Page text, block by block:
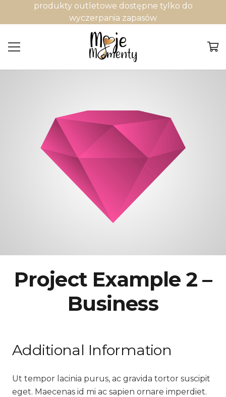
produkty outletowe dostępne tylko do
wyczerpania zapasów
Project Example 2 –
Business
Additional Information
Ut tempor lacinia purus, ac gravida tortor suscipit
eget. Maecenas id mi ac sapien ornare imperdiet.